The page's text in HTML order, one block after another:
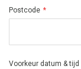
Postcode
Voorkeur datum & tijd